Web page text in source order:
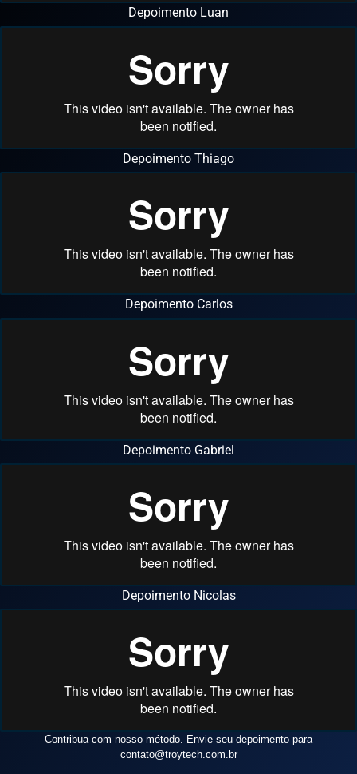
Depoimento Luan
Depoimento Thiago
Depoimento Carlos
Depoimento Gabriel
Depoimento Nicolas
Contribua com nosso método. Envie seu depoimento para
contato@troytech.com.br